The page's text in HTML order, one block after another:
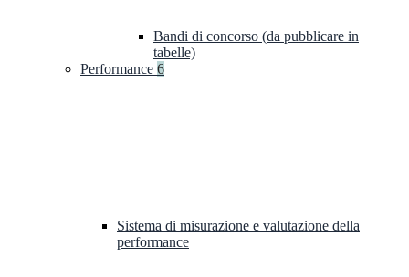
Bandi di concorso (da pubblicare in
tabelle)
Performance 6
Sistema di misurazione e valutazione della
performance